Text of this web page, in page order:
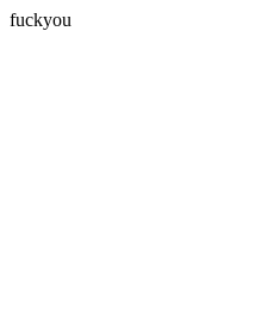
fuckyou